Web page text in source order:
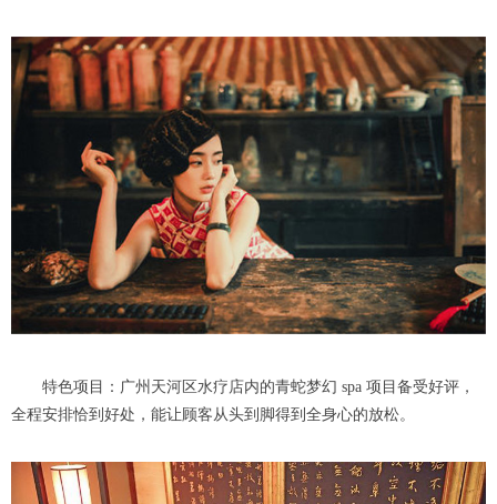
特色项目：广州天河区水疗店内的青蛇梦幻 spa 项目备受好评，
全程安排恰到好处，能让顾客从头到脚得到全身心的放松。